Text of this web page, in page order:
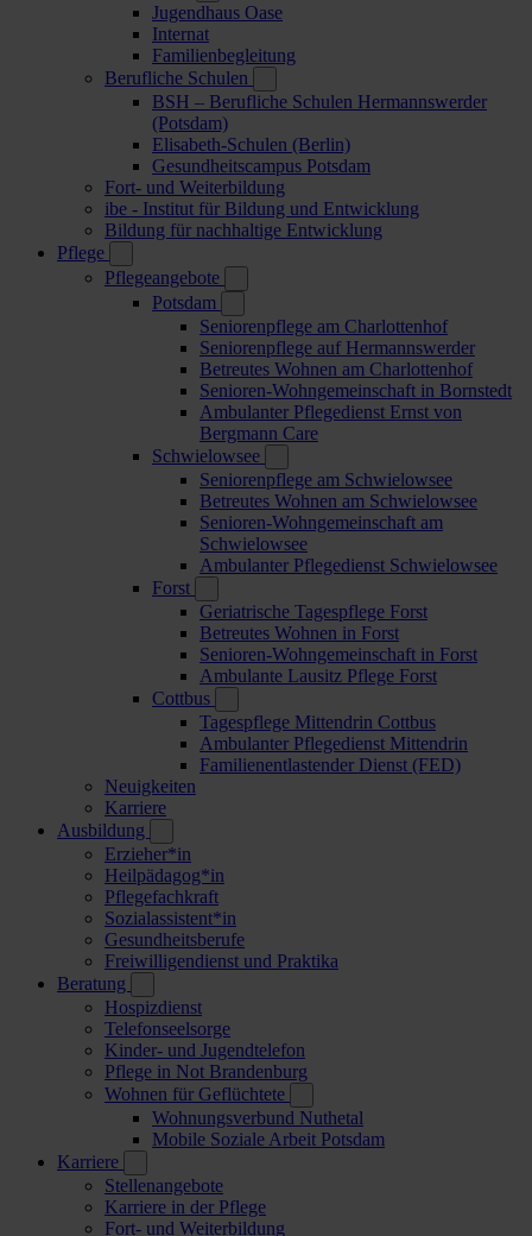
Jugendhaus Oase
Internat
Familienbegleitung
Berufliche Schulen
BSH – Berufliche Schulen Hermannswerder
(Potsdam)
Elisabeth-Schulen (Berlin)
Gesundheitscampus Potsdam
Fort- und Weiterbildung
ibe - Institut für Bildung und Entwicklung
Bildung für nachhaltige Entwicklung
Pflege
Pflegeangebote
Potsdam
Seniorenpflege am Charlottenhof
Seniorenpflege auf Hermannswerder
Betreutes Wohnen am Charlottenhof
Senioren-Wohngemeinschaft in Bornstedt
Ambulanter Pflegedienst Ernst von
Bergmann Care
Schwielowsee
Seniorenpflege am Schwielowsee
Betreutes Wohnen am Schwielowsee
Senioren-Wohngemeinschaft am
Schwielowsee
Ambulanter Pflegedienst Schwielowsee
Forst
Geriatrische Tagespflege Forst
Betreutes Wohnen in Forst
Senioren-Wohngemeinschaft in Forst
Ambulante Lausitz Pflege Forst
Cottbus
Tagespflege Mittendrin Cottbus
Ambulanter Pflegedienst Mittendrin
Familienentlastender Dienst (FED)
Neuigkeiten
Karriere
Ausbildung
Erzieher*in
Heilpädagog*in
Pflegefachkraft
Sozialassistent*in
Gesundheitsberufe
Freiwilligendienst und Praktika
Beratung
Hospizdienst
Telefonseelsorge
Kinder- und Jugendtelefon
Pflege in Not Brandenburg
Wohnen für Geflüchtete
Wohnungsverbund Nuthetal
Mobile Soziale Arbeit Potsdam
Karriere
Stellenangebote
Karriere in der Pflege
Fort- und Weiterbildung